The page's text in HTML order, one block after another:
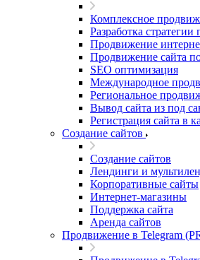
Комплексное
Разработка
Продвижение
Продвижение сайта
SEO оптимизация
Международное
Региональное
Вывод сайта из под
Регистрация сайта в
Создание сайтов
Создание сайтов
Лендинги и
Корпоративные сайты
Интернет-магазины
Поддержка сайта
Аренда сайтов
Продвижение в Telegram